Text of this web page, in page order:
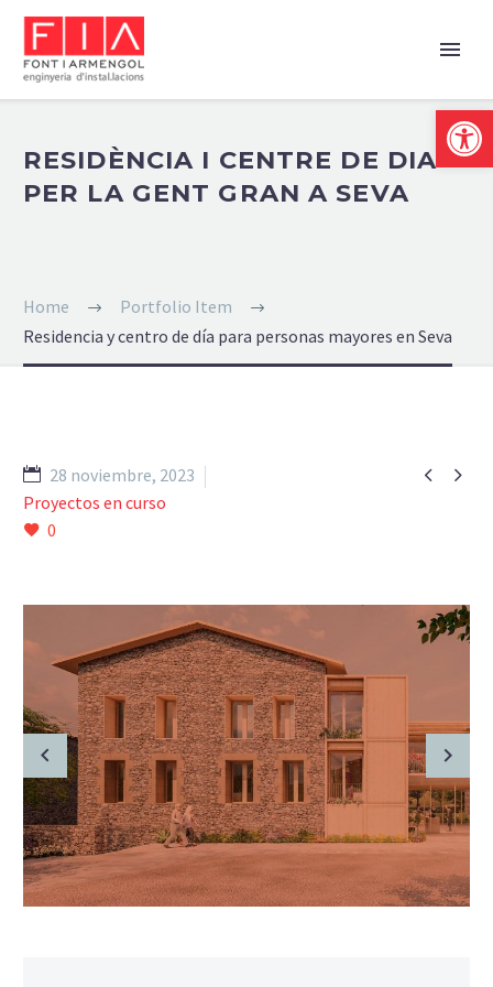
Abrir
RESIDÈNCIA I CENTRE DE DIA
PER LA GENT GRAN A SEVA
Home
Portfolio Item
Residencia y centro de día para personas mayores en Seva
 
28 noviembre, 2023
Proyectos en curso
0